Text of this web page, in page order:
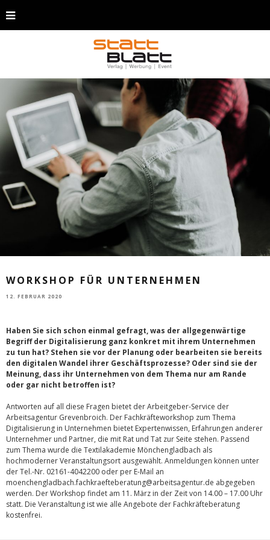
WORKSHOP FÜR UNTERNEHMEN
12. FEBRUAR 2020
Haben Sie sich schon einmal gefragt, was der allgegenwärtige
Begriff der Digitalisierung ganz konkret mit ihrem Unternehmen
zu tun hat? Stehen sie vor der Planung oder bearbeiten sie bereits
den digitalen Wandel ihrer Geschäftsprozesse? Oder sind sie der
Meinung, dass ihr Unternehmen von dem Thema nur am Rande
oder gar nicht betroffen ist?
Antworten auf all diese Fragen bietet der Arbeitgeber-Service der
Arbeitsagentur Grevenbroich. Der Fachkräfteworkshop zum Thema
Digitalisierung in Unternehmen bietet Expertenwissen, Erfahrungen anderer
Unternehmer und Partner, die mit Rat und Tat zur Seite stehen. Passend
zum Thema wurde die Textilakademie Mönchengladbach als
hochmoderner Veranstaltungsort ausgewählt. Anmeldungen können unter
der Tel.-Nr. 02161-4042200 oder per E-Mail an
moenchengladbach.fachkraefteberatung@arbeitsagentur.de abgegeben
werden. Der Workshop findet am 11. März in der Zeit von 14.00 – 17.00 Uhr
statt. Die Veranstaltung ist wie alle Angebote der Fachkräfteberatung
kostenfrei.